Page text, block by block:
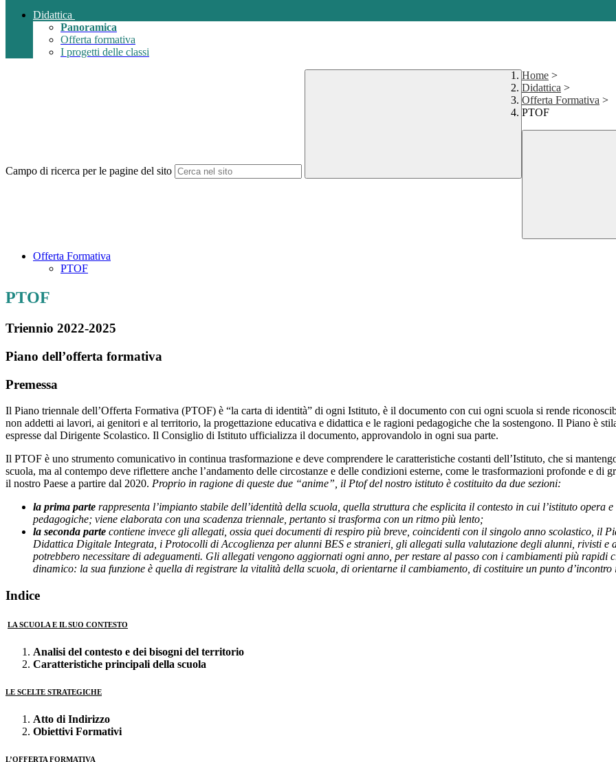
Didattica
Panoramica
Offerta formativa
I progetti delle classi
Campo di ricerca per le pagine del sito
Home >
Didattica >
Offerta Formativa >
PTOF
Offerta Formativa
PTOF
PTOF
Triennio 2022-2025
Piano dell’offerta formativa
Premessa
Il Piano triennale dell’Offerta Formativa (PTOF) è “la carta di identità” di ogni Istituto, è il documento con cui ogni scuola si rende
non addetti ai lavori, ai genitori e al territorio, la progettazione educativa e didattica e le ragioni pedagogiche che la sostengono. Il Piano è
espresse dal Dirigente Scolastico. Il Consiglio di Istituto ufficializza il documento, approvandolo in ogni sua parte.
Il PTOF è uno strumento comunicativo in continua trasformazione e deve comprendere le caratteristiche costanti dell’Istituto, che si
scuola, ma al contempo deve riflettere anche l’andamento delle circostanze e delle condizioni esterne, come le trasformazioni profonde e di
il nostro Paese a partire dal 2020. Proprio in ragione di queste due “anime”, il Ptof del nostro istituto è costituito da due sezioni:
la prima parte rappresenta l’impianto stabile dell’identità della scuola, quella struttura che esplicita il contesto in cui l’istituto
pedagogiche; viene elaborata con una scadenza triennale, pertanto si trasforma con un ritmo più lento;
la seconda parte contiene invece gli allegati, ossia quei documenti di respiro più breve, coincidenti con il singolo anno scolastico, il
Didattica Digitale Integrata, i Protocolli di Accoglienza per alunni BES e stranieri, gli allegati sulla valutazione degli alunni, rivisti e
potrebbero necessitare di adeguamenti. Gli allegati vengono aggiornati ogni anno, per restare al passo con i cambiamenti più
dinamico: la sua funzione è quella di registrare la vitalità della scuola, di orientarne il cambiamento, di costituire un punto
Indice
LA SCUOLA E IL SUO CONTESTO
Analisi del contesto e dei bisogni del territorio
Caratteristiche principali della scuola
LE SCELTE STRATEGICHE
Atto di Indirizzo
Obiettivi Formativi
L’OFFERTA FORMATIVA